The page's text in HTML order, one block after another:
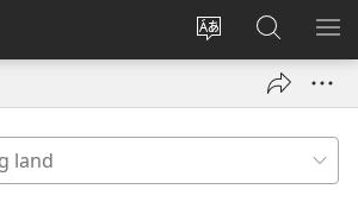
Vælg
Log
på
Søg
på
JW.ORG
VIS